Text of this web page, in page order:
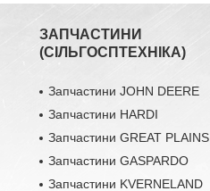
ЗАПЧАСТИНИ
(СІЛЬГОСПТЕХНІКА)
Запчастини JOHN DEERE
Запчастини HARDI
Запчастини GREAT PLAINS
Запчастини GASPARDO
Запчастини KVERNELAND